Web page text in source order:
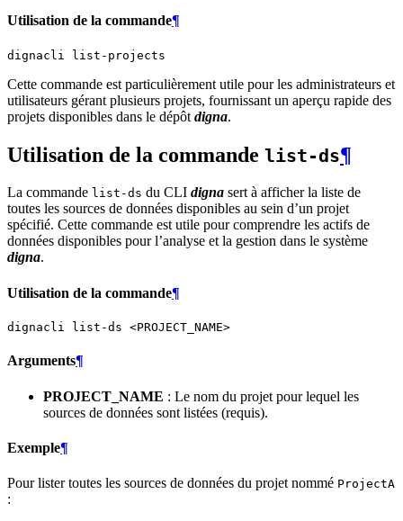
Utilisation de la commande¶
dignacli
Cette commande est particulièrement utile pour les administrateurs et
utilisateurs gérant plusieurs projets, fournissant un aperçu rapide des
projets disponibles dans le dépôt digna.
Utilisation de la commande list-ds¶
La commande list-ds du CLI digna sert à afficher la liste de
toutes les sources de données disponibles au sein d’un projet
spécifié. Cette commande est utile pour comprendre les actifs de
données disponibles pour l’analyse et la gestion dans le système
digna.
Utilisation de la commande¶
dignacli list-ds
Arguments¶
PROJECT_NAME : Le nom du projet pour lequel les
sources de données sont listées (requis).
Exemple¶
Pour lister toutes les sources de données du projet nommé ProjectA
: